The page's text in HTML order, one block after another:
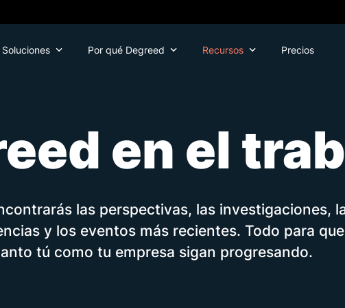
Soluciones Por qué Degreed Recursos Precios
en el
las perspectivas, las investigaciones,
y los eventos más recientes. Todo para que
tú como tu empresa sigan progresando.